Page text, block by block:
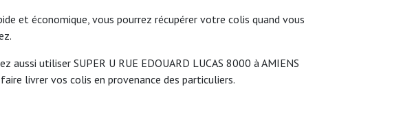
et économique, vous pourrez récupérer votre colis quand vous
aussi utiliser SUPER U RUE EDOUARD LUCAS 8000 à AMIENS
livrer vos colis en provenance des particuliers.